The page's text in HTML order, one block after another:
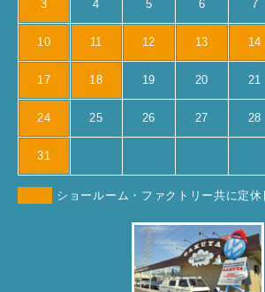
3 4 5 6 7
10 11 12 13 14
17 18 19 20 21
24 25 26 27 28
31
ショールーム・ファクトリー共に定休